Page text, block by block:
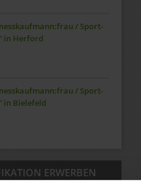
/ Sport-
in Herford
/ Sport-
in Bielefeld
ERWERBEN